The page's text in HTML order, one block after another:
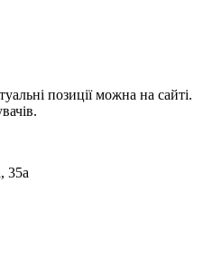
позиції можна на сайті.
35а